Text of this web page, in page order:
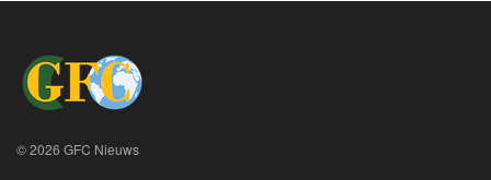
© 2026 GFC Nieuws